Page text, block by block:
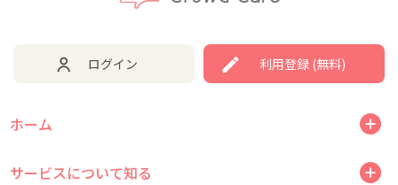
ログイン 利用登録 (無料)
ホーム
サービスについて知る